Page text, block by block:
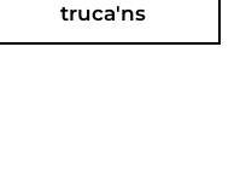
truca'ns